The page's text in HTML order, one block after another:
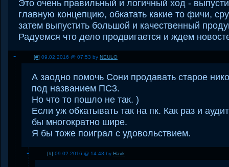
Это очень правильный и логичный ход -
главную концепцию, обкатать какие то фичи,
затем выпустить большой и качественный
Радуемся что дело продвигается и ждем
[#] 09.02.2016 @ 07:53 by NEULO
А заодно помочь Сони продавать старое
под названием ПС3.
Но что то пошло не так. )
Если уж обкатывать так на пк. Как раз и
бы многократно шире.
Я бы тоже поиграл с удовольствием.
[#] 09.02.2016 @ 14:48 by Havk